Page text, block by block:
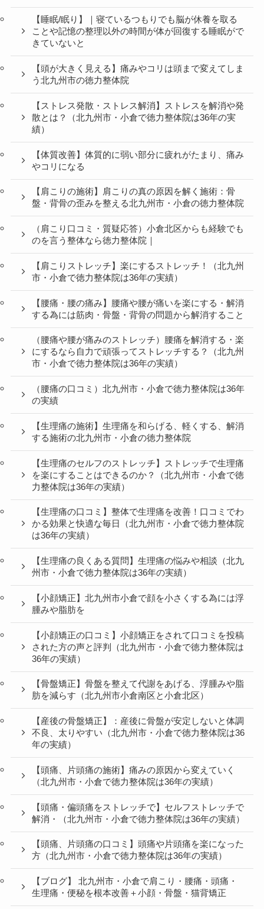
【睡眠/眠り】｜寝ているつもりでも脳が休養を取る
ことや記憶の整理以外の時間が体が回復する睡眠がで
きていないと
【頭が大きく見える】痛みやコリは頭まで変えてしま
う北九州市の徳力整体院
【ストレス発散・ストレス解消】ストレスを解消や発
散とは？（北九州市・小倉で徳力整体院は36年の実
績）
【体質改善】体質的に弱い部分に疲れがたまり、痛み
やコリになる
【肩こりの施術】肩こりの真の原因を解く施術：骨
盤・背骨の歪みを整える北九州市・小倉の徳力整体院
（肩こり口コミ・質疑応答）小倉北区からも経験でも
のを言う整体なら徳力整体院｜
【肩こりストレッチ】楽にするストレッチ！（北九州
市・小倉で徳力整体院は36年の実績）
【腰痛・腰の痛み】腰痛や腰が痛いを楽にする・解消
する為には筋肉・骨盤・背骨の問題から解消すること
（腰痛や腰が痛みのストレッチ）腰痛を解消する・楽
にするなら自力で頑張ってストレッチする？（北九州
市・小倉で徳力整体院は36年の実績）
（腰痛の口コミ）北九州市・小倉で徳力整体院は36年
の実績
【生理痛の施術】生理痛を和らげる、軽くする、解消
する施術の北九州市・小倉の徳力整体院
【生理痛のセルフのストレッチ】ストレッチで生理痛
を楽にすることはできるのか？（北九州市・小倉で徳
力整体院は36年の実績）
【生理痛の口コミ】整体で生理痛を改善！口コミでわ
かる効果と快適な毎日（北九州市・小倉で徳力整体院
は36年の実績）
【生理痛の良くある質問】生理痛の悩みや相談（北九
州市・小倉で徳力整体院は36年の実績）
【小顔矯正】北九州市小倉で顔を小さくする為には浮
腫みや脂肪を
【小顔矯正の口コミ】小顔矯正をされて口コミを投稿
された方の声と評判（北九州市・小倉で徳力整体院は
36年の実績）
【骨盤矯正】骨盤を整えて代謝をあげる、浮腫みや脂
肪を減らす（北九州市小倉南区と小倉北区）
【産後の骨盤矯正】：産後に骨盤が安定しないと体調
不良、太りやすい（北九州市・小倉で徳力整体院は36
年の実績）
【頭痛、片頭痛の施術】痛みの原因から変えていく
（北九州市・小倉で徳力整体院は36年の実績）
【頭痛・偏頭痛をストレッチで】セルフストレッチで
解消・（北九州市・小倉で徳力整体院は36年の実績）
【頭痛、片頭痛の口コミ】頭痛や片頭痛を楽になった
方（北九州市・小倉で徳力整体院は36年の実績）
【ブログ】 北九州市・小倉で肩こり・腰痛・頭痛・
生理痛・便秘を根本改善＋小顔・骨盤・猫背矯正